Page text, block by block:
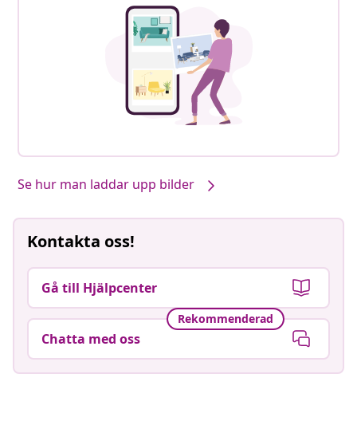
Se hur man laddar upp bilder
Kontakta oss!
Gå till Hjälpcenter
Rekommenderad
Chatta med oss